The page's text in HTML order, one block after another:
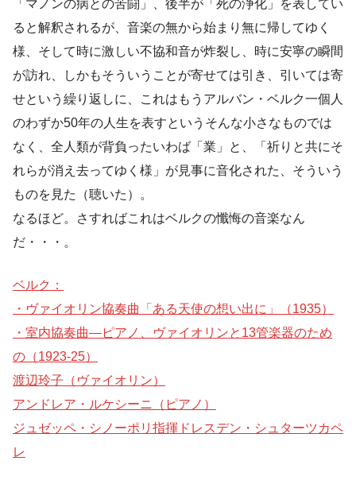
「マノンの病との苦闘」、後半が「死の浄化」を表してい
ると解釈されるが、音楽の無から始まり無に帰してゆく
様、そして時に激しい不協和音が炸裂し、時に安寧の瞬間
が訪れ、しかもそういうことが寄せては引き、引いては寄
せという繰り返しに、これはもうアルバン・ベルク一個人
のわずか50年の人生を表すというそんな小さなものでは
なく、全人類が背負ったいわば「業」と、「祈りと共にそ
れらが消え去ってゆく様」が見事に音化された、そういう
ものを見た（聴いた）。
なるほど。さすればこれはベルクの懺悔の音楽なん
だ・・・。
ベルク：
・ヴァイオリン協奏曲「ある天使の想い出に」（1935）
・室内協奏曲―ピアノ、ヴァイオリンと13管楽器のため
の（1923-25）
渡辺玲子（ヴァイオリン）
アンドレア・ルケシーニ（ピアノ）
ジュゼッペ・シノーポリ指揮ドレスデン・シュターツカペ
レ